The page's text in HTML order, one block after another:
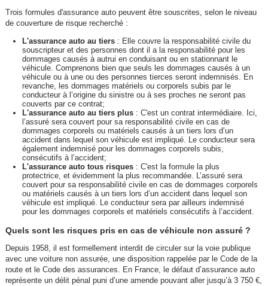
Trois formules d'assurance auto peuvent être souscrites, selon le niveau
de couverture de risque recherché :
L'assurance auto au tiers: Elle couvre la responsabilité civile du
souscripteur et des personnes dont il a la responsabilité pour les
dommages causés à autrui en conduisant ou en stationnant le
véhicule. Comprenons bien que seuls les dommages causés à un
véhicule ou à une ou des personnes tierces seront indemnisés. En
revanche, les dommages matériels ou corporels subis par le
conducteur à l’origine du sinistre ou à ses proches ne seront pas
couverts par ce contrat;
L'assurance auto au tiers plus: C'est un contrat intermédiaire. Ici,
l’assuré sera couvert pour sa responsabilité civile en cas de
dommages corporels ou matériels causés à un tiers lors d’un
accident dans lequel son véhicule est impliqué. Le conducteur sera
également indemnisé pour les dommages corporels subis,
consécutifs à l’accident;
L'assurance auto tous risques: C'est la formule la plus
protectrice, et évidemment la plus recommandée. L’assuré sera
couvert pour sa responsabilité civile en cas de dommages corporels
ou matériels causés à un tiers lors d’un accident dans lequel son
véhicule est impliqué. Le conducteur sera par ailleurs indemnisé
pour les dommages corporels et matériels consécutifs à l’accident.
Quels sont les risques pris en cas de véhicule non assuré ?
Depuis 1958, il est formellement interdit de circuler sur la voie publique
avec une voiture non assurée, une disposition rappelée par le Code de la
route et le Code des assurances. En France, le défaut d’assurance auto
représente un délit pénal puni d’une amende pouvant aller jusqu’à 3 750 €,